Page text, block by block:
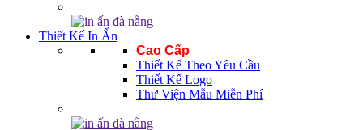
Thiết Kế In Ấn
Cao Cấp
Thiết Kế Theo Yêu Cầu
Thiết Kế Logo
Thư Viện Mẫu Miễn Phí